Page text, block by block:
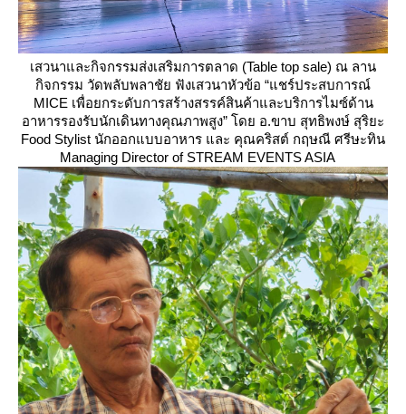
เสวนาและกิจกรรมส่งเสริมการตลาด (Table top sale) ณ ลาน
กิจกรรม วัดพลับพลาชัย ฟังเสวนาหัวข้อ “แชร์ประสบการณ์
MICE เพื่อยกระดับการสร้างสรรค์สินค้าและบริการไมซ์ด้าน
อาหารรองรับนักเดินทางคุณภาพสูง” โดย อ.ขาบ สุทธิพงษ์ สุริยะ
Food Stylist นักออกแบบอาหาร และ คุณคริสต์ กฤษณี ศรีษะทิน
Managing Director of STREAM EVENTS ASIA